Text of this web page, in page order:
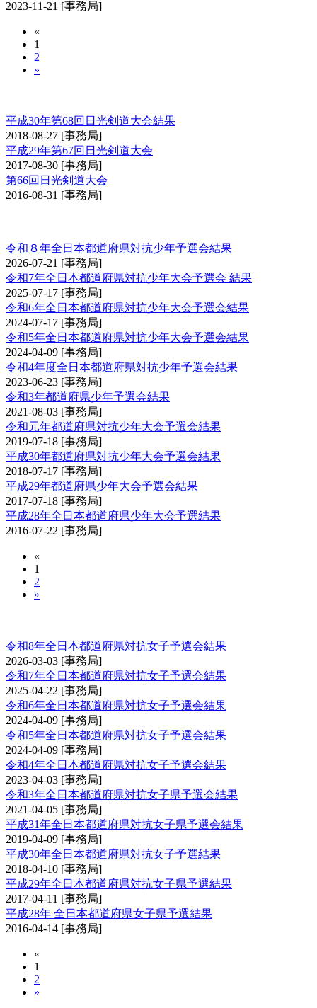
2023-11-21 [事務局]
«
1
2
»
平成30年第68回日光剣道大会結果
2018-08-27 [事務局]
平成29年第67回日光剣道大会
2017-08-30 [事務局]
第66回日光剣道大会
2016-08-31 [事務局]
令和８年全日本都道府県対抗少年予選会結果
2026-07-21 [事務局]
令和7年全日本都道府県対抗少年大会予選会 結果
2025-07-17 [事務局]
令和6年全日本都道府県対抗少年大会予選会結果
2024-07-17 [事務局]
令和5年全日本都道府県対抗少年大会予選会結果
2024-04-09 [事務局]
令和4年度全日本都道府県対抗少年予選会結果
2023-06-23 [事務局]
令和3年都道府県少年予選会結果
2021-08-03 [事務局]
令和元年都道府県対抗少年大会予選会結果
2019-07-18 [事務局]
平成30年都道府県対抗少年大会予選会結果
2018-07-17 [事務局]
平成29年都道府県少年大会予選会結果
2017-07-18 [事務局]
平成28年全日本都道府県少年大会予選結果
2016-07-22 [事務局]
«
1
2
»
令和8年全日本都道府県対抗女子予選会結果
2026-03-03 [事務局]
令和7年全日本都道府県対抗女子予選会結果
2025-04-22 [事務局]
令和6年全日本都道府県対抗女子予選会結果
2024-04-09 [事務局]
令和5年全日本都道府県対抗女子予選会結果
2024-04-09 [事務局]
令和4年全日本都道府県対抗女子予選会結果
2023-04-03 [事務局]
令和3年全日本都道府県対抗女子県予選会結果
2021-04-05 [事務局]
平成31年全日本都道府県対抗女子県予選会結果
2019-04-09 [事務局]
平成30年全日本都道府県対抗女子予選結果
2018-04-10 [事務局]
平成29年全日本都道府県対抗女子県予選結果
2017-04-11 [事務局]
平成28年 全日本都道府県女子県予選結果
2016-04-14 [事務局]
«
1
2
»